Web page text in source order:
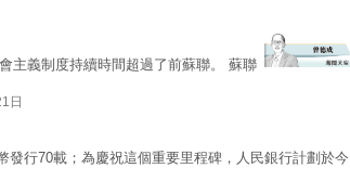
主義制度持續時間超過了前蘇聯。 蘇聯
日
行70載；為慶祝這個重要里程碑，人民銀行計劃於今